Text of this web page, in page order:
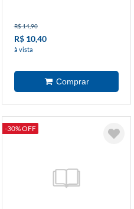
R$ 14,90
R$ 10,40
à vista
-30% OFF